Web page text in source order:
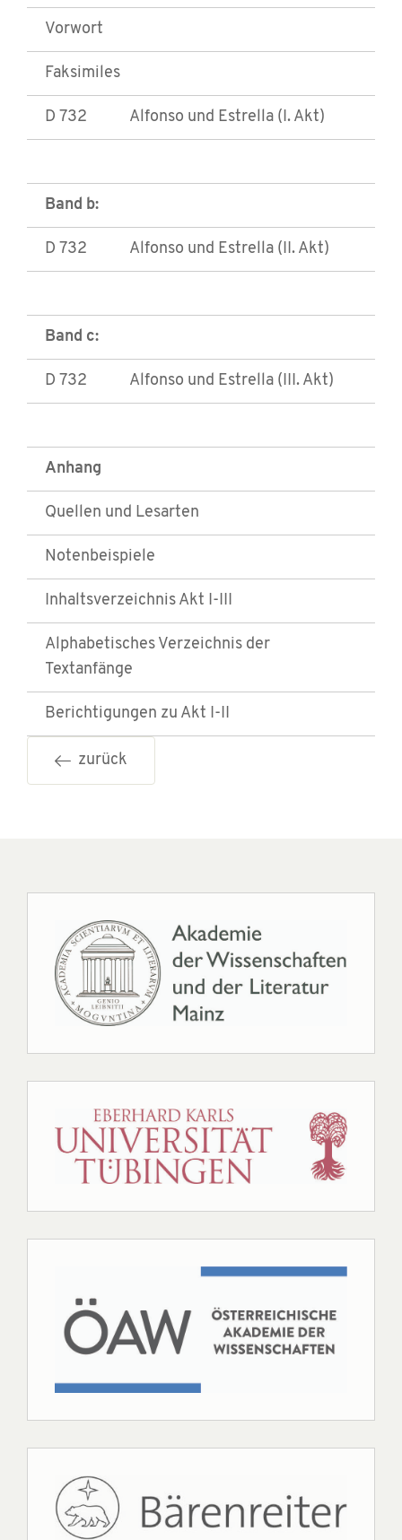
Vorwort
Faksimiles
D 732 Alfonso und Estrella (I. Akt)
Band b:
D 732 Alfonso und Estrella (II. Akt)
Band c:
D 732 Alfonso und Estrella (III. Akt)
Anhang
Quellen und Lesarten
Notenbeispiele
Inhaltsverzeichnis Akt I-III
Alphabetisches Verzeichnis der
Textanfänge
Berichtigungen zu Akt I-II
zurück